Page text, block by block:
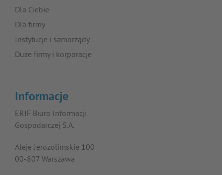
Dla Ciebie
Dla firmy
Instytucje i samorządy
Duże firmy i korporacje
Informacje
ERIF Biuro Informacji
Gospodarczej S.A.
Aleje Jerozolimskie 100
00-807 Warszawa